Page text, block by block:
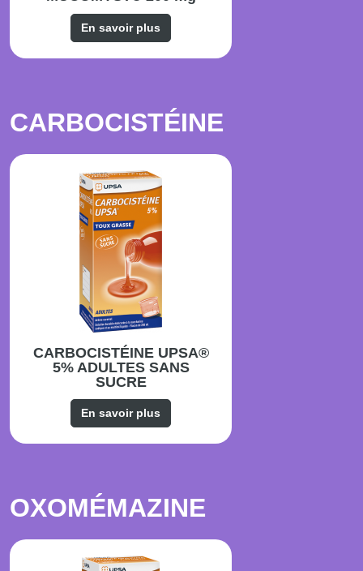
En savoir plus
CARBOCISTÉINE
CARBOCISTÉINE UPSA®
5% ADULTES SANS
SUCRE
En savoir plus
OXOMÉMAZINE